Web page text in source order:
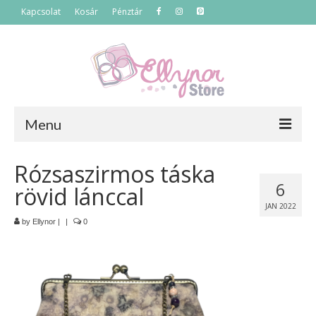
Kapcsolat Kosár Pénztár
Menu
Főoldal
Termékek
Szettek
Táskák
Neszeszerek
6
JAN 2022
Rózsaszirmos táska
rövid lánccal
by Ellynor | | 0